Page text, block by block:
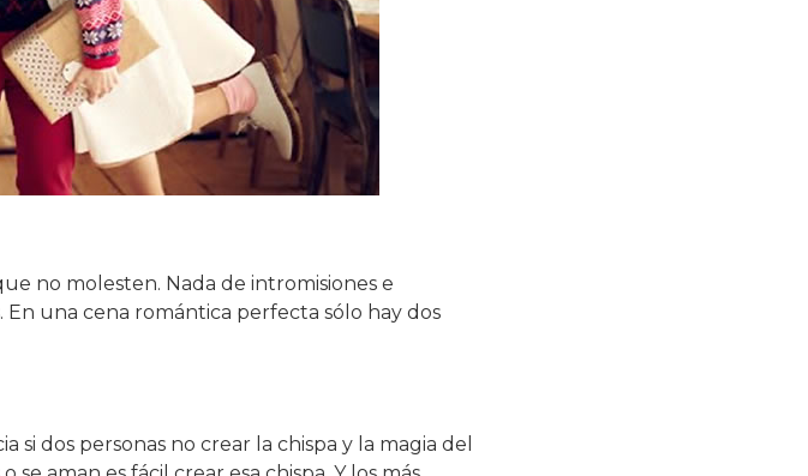
no molesten. Nada de intromisiones e
una cena romántica perfecta sólo hay dos
dos personas no crear la chispa y la magia del